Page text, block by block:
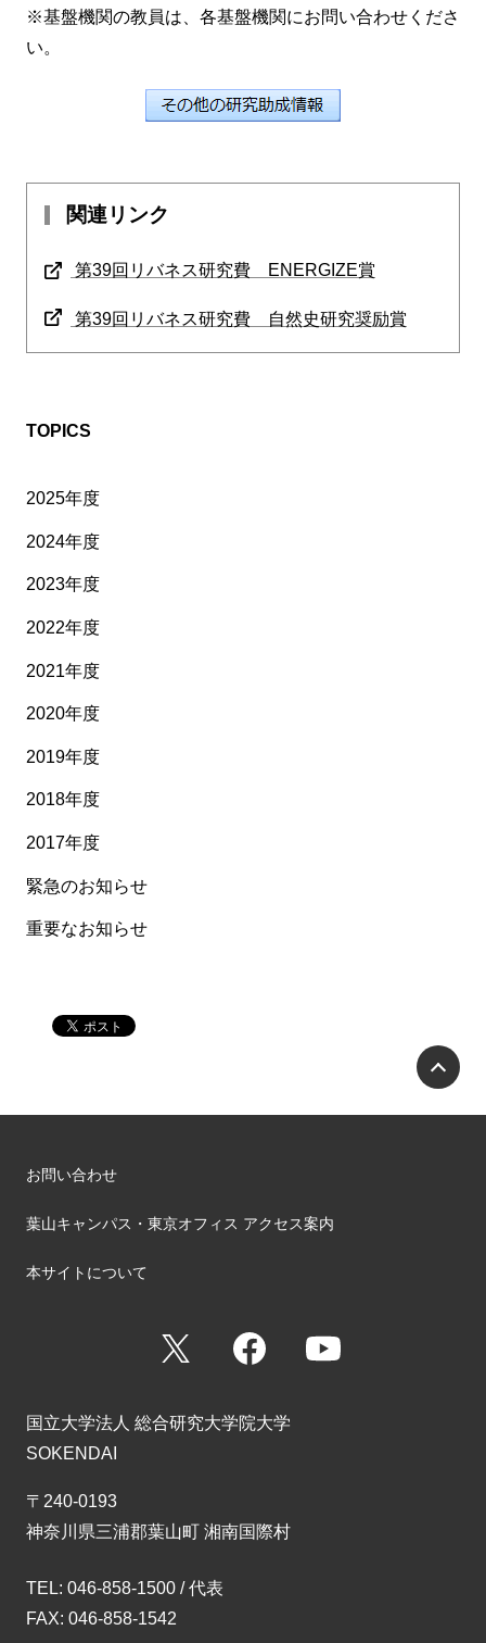
※基盤機関の教員は、各基盤機関にお問い合わせくださ
い。
関連リンク
第39回リバネス研究費 ENERGIZE賞
第39回リバネス研究費 自然史研究奨励賞
TOPICS
2025年度
2024年度
2023年度
2022年度
2021年度
2020年度
2019年度
2018年度
2017年度
緊急のお知らせ
重要なお知らせ
お問い合わせ
葉山キャンパス・東京オフィス アクセス案内
本サイトについて
Facebook
国立大学法人 総合研究大学院大学
SOKENDAI
〒240-0193
神奈川県三浦郡葉山町 湘南国際村
TEL: 046-858-1500 / 代表
FAX: 046-858-1542